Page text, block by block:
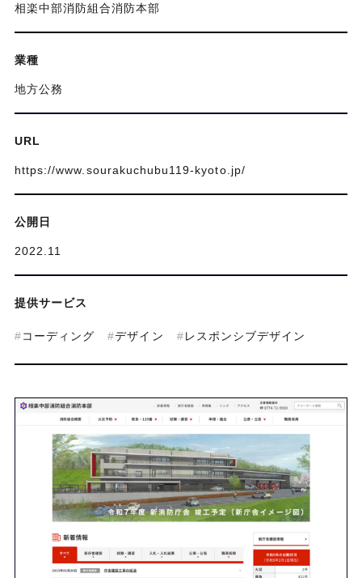
相楽中部消防組合消防本部
業種
地方公務
URL
https://www.sourakuchubu119-kyoto.jp/
公開日
2022.11
提供サービス
コーディング デザイン レスポンシブデザイン